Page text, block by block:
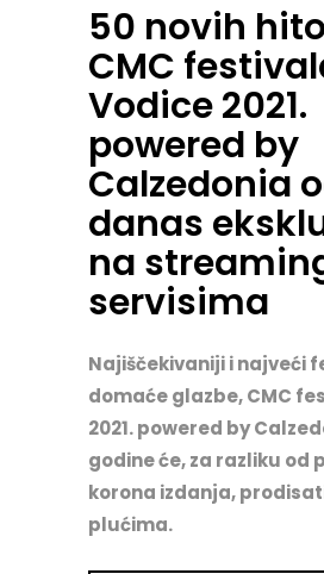
50 novih
CMC
Vodice 2021.
powered by
Calzedonia
danas
na
servisima
Najiščekivaniji i najveći
domaće glazbe, CMC
2021. powered by
godine će, za razliku od
korona izdanja,
plućima.